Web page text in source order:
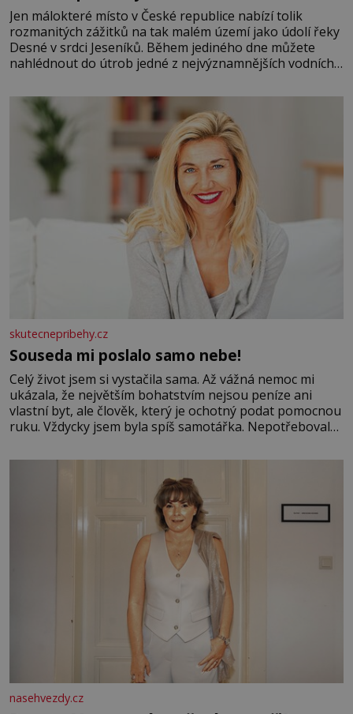
Jen málokteré místo v České republice nabízí tolik
rozmanitých zážitků na tak malém území jako údolí řeky
Desné v srdci Jeseníků. Během jediného dne můžete
nahlédnout do útrob jedné z nejvýznamnějších vodních
se na koloběžce a den zakončit poznáváním památek ve
Velkých Losinách nebo v termálním
skutecnepribehy.cz
Souseda mi poslalo samo nebe!
Celý život jsem si vystačila sama. Až vážná nemoc mi
ukázala, že největším bohatstvím nejsou peníze ani
vlastní byt, ale člověk, který je ochotný podat pomocnou
ruku. Vždycky jsem byla spíš samotářka. Nepotřebovala
mi knihy, práce a hlavně klid. Hned po studiích jsem
nasehvezdy.cz